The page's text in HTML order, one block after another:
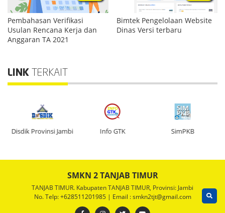
Pembahasan Verifikasi
Usulan Rencana Kerja dan
Anggaran TA 2021
Bimtek Pengelolaan Website
Dinas Versi terbaru
LINK TERKAIT
Disdik Provinsi Jambi Info GTK SimPKB
SMKN 2 TANJAB TIMUR
TANJAB TIMUR. Kabupaten TANJAB TIMUR, Provinsi: Jambi
No. Telp: +628511201985 | Email : smkn2tjt@gmail.com